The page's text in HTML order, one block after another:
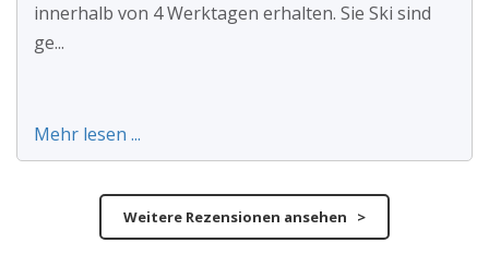
innerhalb von 4 Werktagen erhalten. Sie Ski sind
ge...
Mehr lesen ...
Weitere Rezensionen ansehen >